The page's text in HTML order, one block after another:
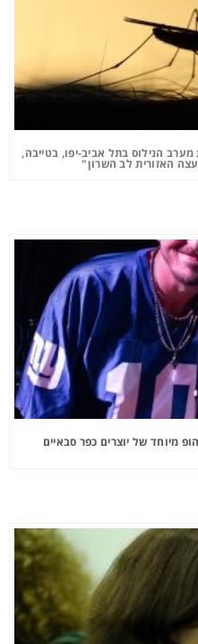
הנילוס בתל אביב-יפו, בטייבה,
האזורית לב השרון"
מיוחד של יוצרים כפר סבאיים